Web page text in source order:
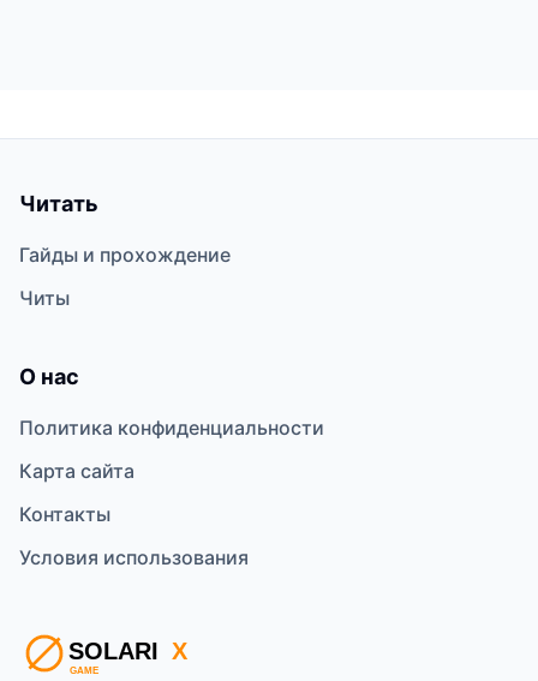
Читать
Гайды и прохождение
Читы
О нас
Политика конфиденциальности
Карта сайта
Контакты
Условия использования